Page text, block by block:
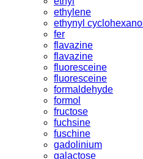
ethylene
ethynyl cyclohexanol
fer
flavazine
flavazine
fluoresceine
fluoresceine
formaldehyde
formol
fructose
fuchsine
fuschine
gadolinium
galactose